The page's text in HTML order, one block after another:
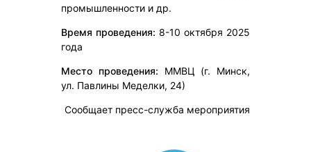
промышленности и др.
Время проведения: 8-10 октября 2025
года
Место проведения: ММВЦ (г. Минск,
ул. Павлины Меделки, 24)
Сообщает пресс-служба мероприятия